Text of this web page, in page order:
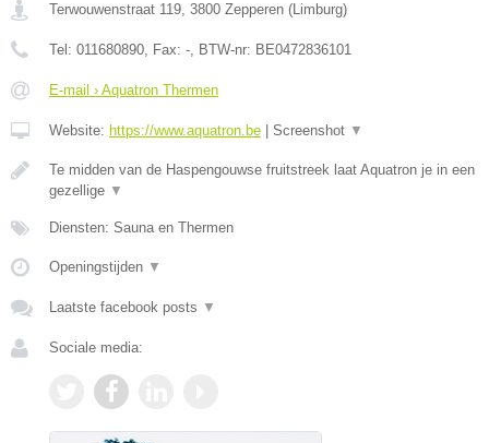
Terwouwenstraat 119, 3800 Zepperen (Limburg)
Tel: 011680890, Fax: -, BTW-nr: BE0472836101
E-mail › Aquatron Thermen
Website: https://www.aquatron.be Screenshot ▼
Te midden van de Haspengouwse fruitstreek laat Aquatron je in een
gezellige ▼
Diensten: Sauna en Thermen
Openingstijden ▼
Laatste facebook posts ▼
Sociale media: